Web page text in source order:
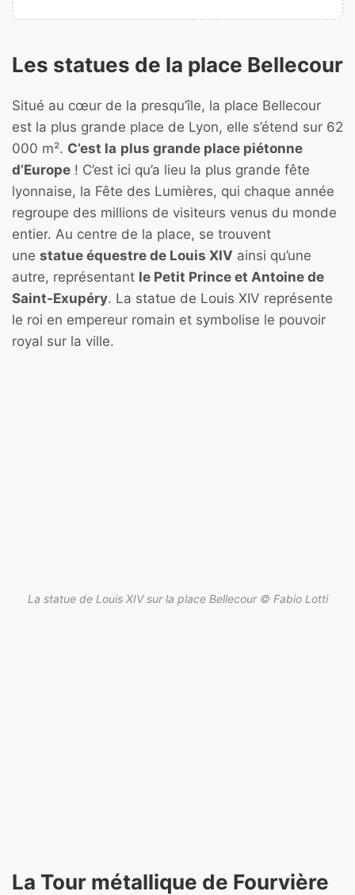
Les statues de la place Bellecour
Situé au cœur de la presqu’île, la place Bellecour
est la plus grande place de Lyon, elle s’étend sur 62
000 m². C’est la plus grande place piétonne
d’Europe ! C’est ici qu’a lieu la plus grande fête
lyonnaise, la Fête des Lumières, qui chaque année
regroupe des millions de visiteurs venus du monde
entier. Au centre de la place, se trouvent
une statue équestre de Louis XIV ainsi qu’une
autre, représentant le Petit Prince et Antoine de
Saint-Exupéry. La statue de Louis XIV représente
le roi en empereur romain et symbolise le pouvoir
royal sur la ville.
La statue de Louis XIV sur la place Bellecour © Fabio Lotti
La Tour métallique de Fourvière